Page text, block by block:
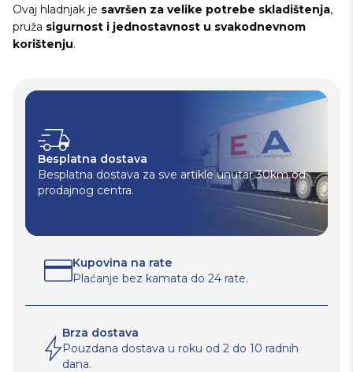
Ovaj hladnjak je savršen za velike potrebe skladištenja,
pruža sigurnost i jednostavnost u svakodnevnom
korištenju.
Besplatna dostava
Besplatna dostava za sve artikle unutar 30km od
prodajnog centra.
Kupovina na rate
Plaćanje bez kamata do 24 rate.
Brza dostava
Pouzdana dostava u roku od 2 do 10 radnih
dana.